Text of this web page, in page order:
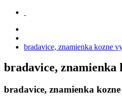
bradavice, znamienka kozne
bradavice, znamienka
bradavice, znamienka